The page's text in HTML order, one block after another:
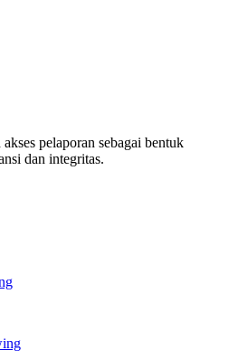
pelaporan sebagai bentuk
dan integritas.